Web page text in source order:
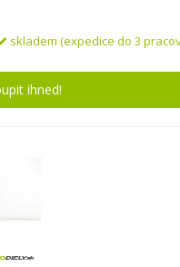
skladem (expedice do 3
ihned!